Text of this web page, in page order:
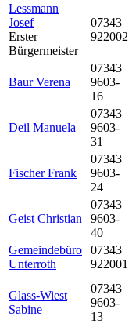
Lessmann
Josef
Erster
Bürgermeister
07343
922002
Baur Verena
07343
9603-
16
Deil Manuela
07343
9603-
31
Fischer Frank
07343
9603-
24
Geist Christian
07343
9603-
40
Gemeindebüro
Unterroth
07343
922001
Glass-Wiest
Sabine
07343
9603-
13